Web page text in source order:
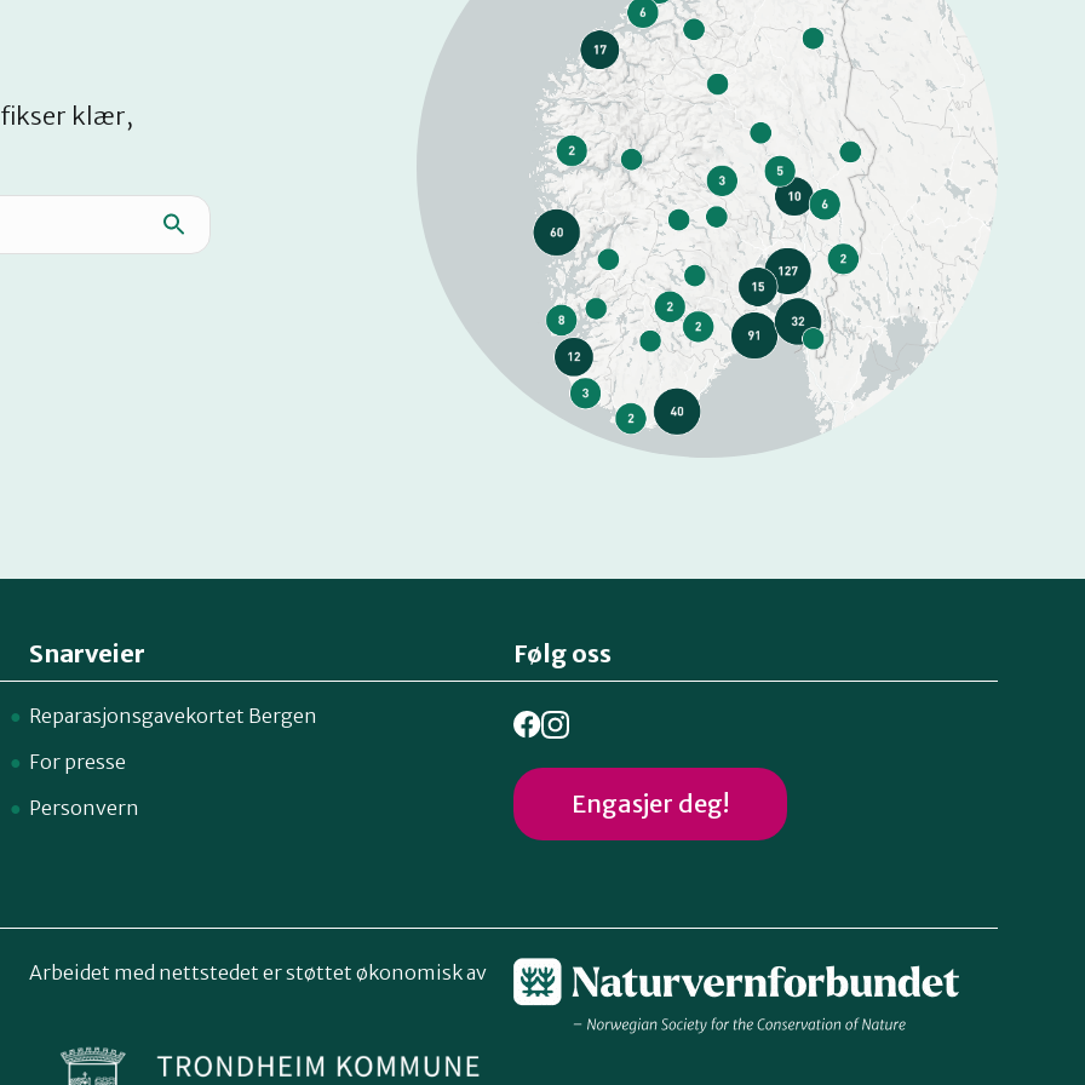
fikser klær,
Snarveier
Reparasjonsgavekortet Bergen
For presse
Personvern
Følg oss
Engasjer deg!
Arbeidet med nettstedet er støttet økonomisk av